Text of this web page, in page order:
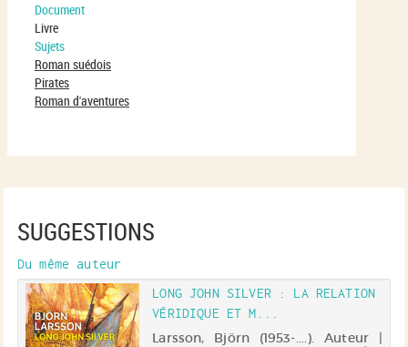
Document
Livre
Sujets
Roman suédois
Pirates
Roman d'aventures
SUGGESTIONS
Du même auteur
LONG JOHN SILVER : LA RELATION
VÉRIDIQUE ET M...
Larsson, Björn (1953-....). Auteur |